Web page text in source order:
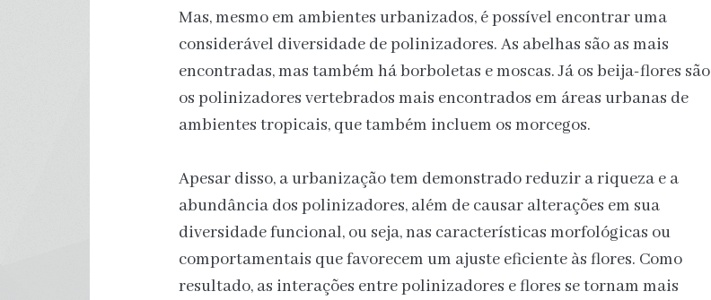
Mas, mesmo em ambientes urbanizados, é possível encontrar uma
considerável diversidade de polinizadores. As abelhas são as mais
encontradas, mas também há borboletas e moscas. Já os beija-flores são
os polinizadores vertebrados mais encontrados em áreas urbanas de
ambientes tropicais, que também incluem os morcegos.
Apesar disso, a urbanização tem demonstrado reduzir a riqueza e a
abundância dos polinizadores, além de causar alterações em sua
diversidade funcional, ou seja, nas características morfológicas ou
comportamentais que favorecem um ajuste eficiente às flores. Como
resultado, as interações entre polinizadores e flores se tornam mais